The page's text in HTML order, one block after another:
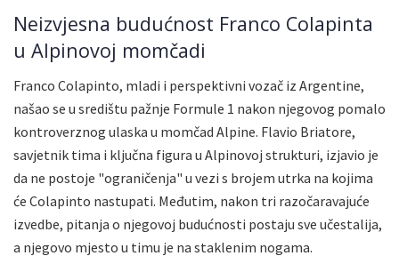
Neizvjesna budućnost Franco Colapinta
u Alpinovoj momčadi
Franco Colapinto, mladi i perspektivni vozač iz Argentine,
našao se u središtu pažnje Formule 1 nakon njegovog pomalo
kontroverznog ulaska u momčad Alpine. Flavio Briatore,
savjetnik tima i ključna figura u Alpinovoj strukturi, izjavio je
da ne postoje "ograničenja" u vezi s brojem utrka na kojima
će Colapinto nastupati. Međutim, nakon tri razočaravajuće
izvedbe, pitanja o njegovoj budućnosti postaju sve učestalija,
a njegovo mjesto u timu je na staklenim nogama.